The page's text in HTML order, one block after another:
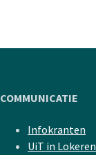
COMMUNICATIE
Infokranten
UiT in Lokeren